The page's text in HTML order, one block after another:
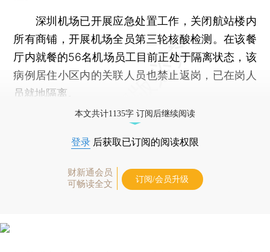
深圳机场已开展应急处置工作，关闭航站楼内
所有商铺，开展机场全员第三轮核酸检测。在该餐
厅内就餐的56名机场员工目前正处于隔离状态，该
病例居住小区内的关联人员也禁止返岗，已在岗人
员就地隔离。
本文共计1135字 订阅后继续阅读
登录 后获取已订阅的阅读权限
财新通会员
可畅读全文
订阅/会员升级